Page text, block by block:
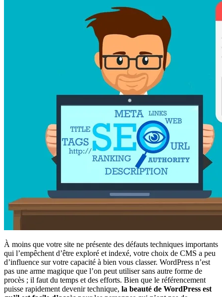
À moins que votre site ne présente des défauts techniques importants
qui l’empêchent d’être exploré et indexé, votre choix de CMS a peu
d’influence sur votre capacité à bien vous classer. WordPress n’est
pas une arme magique que l’on peut utiliser sans autre forme de
procès ; il faut du temps et des efforts. Bien que le référencement
puisse rapidement devenir technique, la beauté de WordPress est